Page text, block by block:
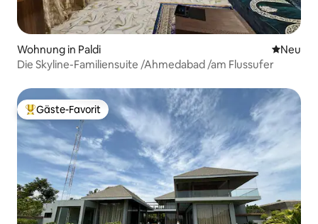
Wohnung in Paldi Neue
Neu
Die Skyline-Familiensuite /Ahmedabad /am Flussufer
Beliebter Gäste-Favorit.
Gäste-Favorit